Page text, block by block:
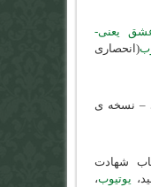
یعنی-
(انحصاری
– نسخه ی
شهادت
یوتیوب،